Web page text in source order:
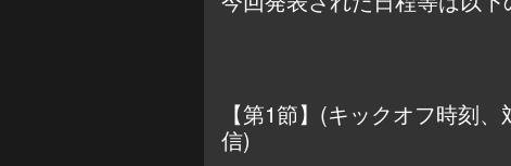
【第1節】(キックオフ時刻
信)